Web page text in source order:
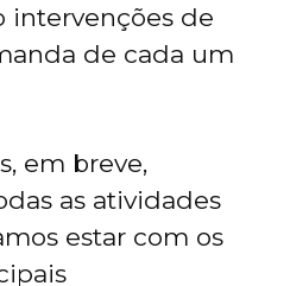
intervenções de
de cada um
em breve,
as atividades
estar com os